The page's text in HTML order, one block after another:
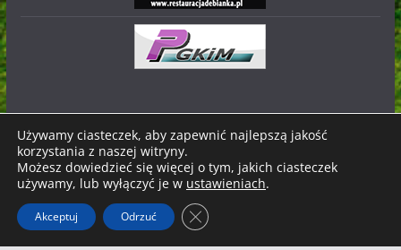
Prawa autorskie © 2026Stal Nowa Dęba. Wszystkie prawa
zastrzeżone.
Motyw:ColorMagstworzony przez ThemeGrill. Wspierane
przezWordPress
Używamy ciasteczek, aby zapewnić najlepszą jakość
korzystania z naszej witryny.
Możesz dowiedzieć się więcej o tym, jakich ciasteczek
używamy, lub wyłączyć je w ustawieniach.
Akceptuj Odrzuć Zamknij panel powiadomień o